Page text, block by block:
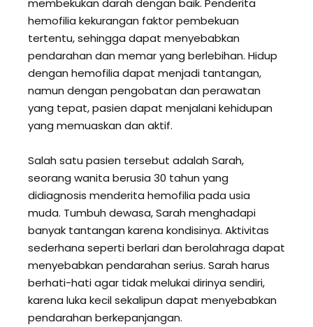
membekukan darah dengan baik. Penderita
hemofilia kekurangan faktor pembekuan
tertentu, sehingga dapat menyebabkan
pendarahan dan memar yang berlebihan. Hidup
dengan hemofilia dapat menjadi tantangan,
namun dengan pengobatan dan perawatan
yang tepat, pasien dapat menjalani kehidupan
yang memuaskan dan aktif.
Salah satu pasien tersebut adalah Sarah,
seorang wanita berusia 30 tahun yang
didiagnosis menderita hemofilia pada usia
muda. Tumbuh dewasa, Sarah menghadapi
banyak tantangan karena kondisinya. Aktivitas
sederhana seperti berlari dan berolahraga dapat
menyebabkan pendarahan serius. Sarah harus
berhati-hati agar tidak melukai dirinya sendiri,
karena luka kecil sekalipun dapat menyebabkan
pendarahan berkepanjangan.